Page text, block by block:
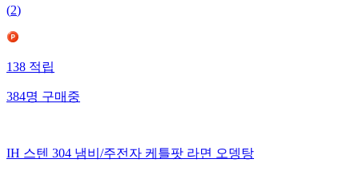
(2)
138 적립
384명 구매중
IH 스텐 304 냄비/주전자 케틀팟 라면 오뎅탕